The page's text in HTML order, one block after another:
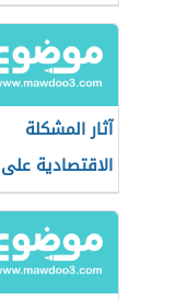
آثار المشكلة
الاقتصادية على
الأفراد
والمجتمعات